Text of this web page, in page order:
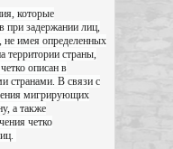
которые
при задержании лиц,
не имея определенных
территории страны,
описан в
странами. В связи с
мигрирующих
а также
четко